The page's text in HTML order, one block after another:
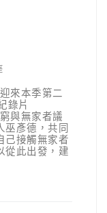
來本季第二
錄片
與無家者議
巫彥德，共同
己接觸無家者
從此出發，建